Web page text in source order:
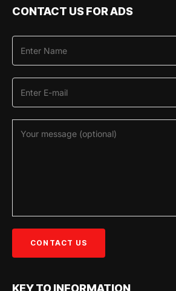
CONTACT US FOR ADS
KEY TO INFORMATION